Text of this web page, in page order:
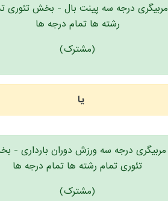
مربیگری درجه سه پینت بال - بخش تئوری
رشته ها تمام درجه ها
(مشترک)
یا
مربیگری درجه سه ورزش دوران بارداری -
تئوری تمام رشته ها تمام درجه ها
(مشترک)